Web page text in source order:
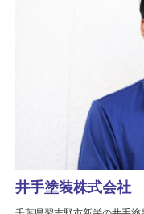
井手塗装株式会社